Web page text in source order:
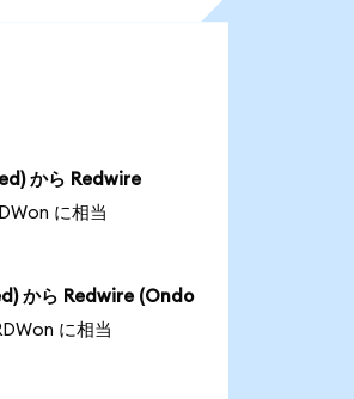
から Redwire
に相当
から Redwire (Ondo
に相当